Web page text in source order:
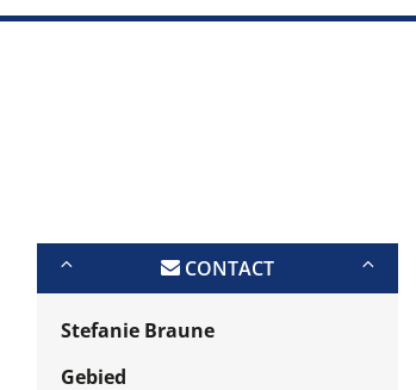
CONTACT
Stefanie Braune
Gebied